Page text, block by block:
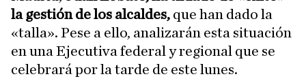
la gestión de los alcaldes, que han dado la
«talla». Pese a ello, analizarán esta situación
en una Ejecutiva federal y regional que se
celebrará por la tarde de este lunes.